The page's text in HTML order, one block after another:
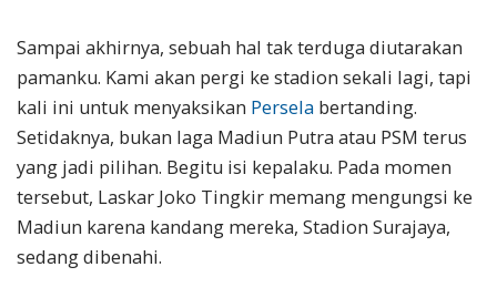
Sampai akhirnya, sebuah hal tak terduga diutarakan
pamanku. Kami akan pergi ke stadion sekali lagi, tapi
kali ini untuk menyaksikan Persela bertanding.
Setidaknya, bukan laga Madiun Putra atau PSM terus
yang jadi pilihan. Begitu isi kepalaku. Pada momen
tersebut, Laskar Joko Tingkir memang mengungsi ke
Madiun karena kandang mereka, Stadion Surajaya,
sedang dibenahi.